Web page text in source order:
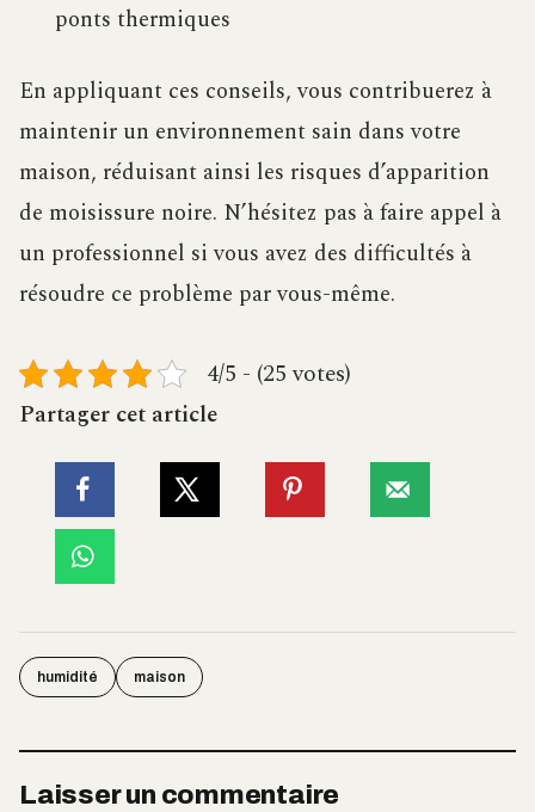
ponts thermiques
En appliquant ces conseils, vous contribuerez à
maintenir un environnement sain dans votre
maison, réduisant ainsi les risques d’apparition
de moisissure noire. N’hésitez pas à faire appel à
un professionnel si vous avez des difficultés à
résoudre ce problème par vous-même.
4/5 - (25 votes)
Partager cet article
humidité maison
Laisser un commentaire